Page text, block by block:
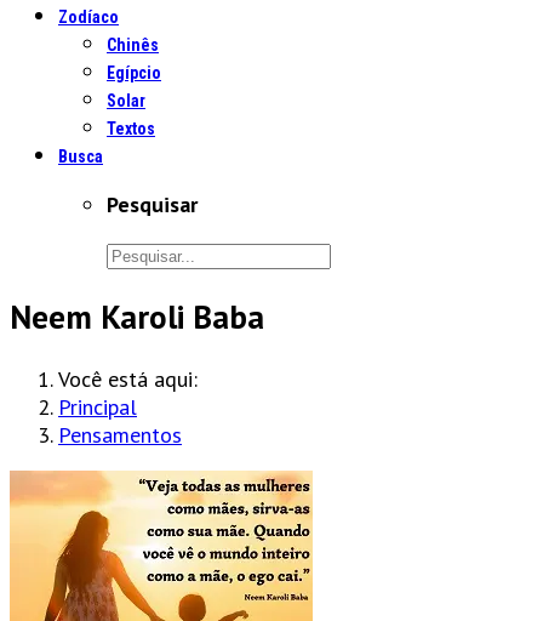
Zodíaco
Chinês
Egípcio
Solar
Textos
Busca
Pesquisar
Neem Karoli Baba
Você está aqui:
Principal
Pensamentos